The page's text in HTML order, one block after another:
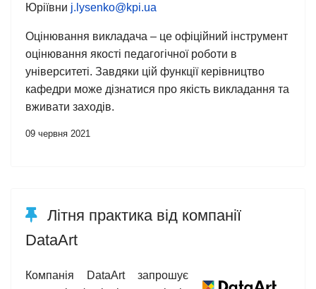
Юріївни j.lysenko@kpi.ua
Оцінювання викладача – це офіційний інструмент
оцінювання якості педагогічної роботи в
університеті. Завдяки цій функції керівництво
кафедри може дізнатися про якість викладання та
вживати заходів.
09 червня 2021
Літня практика від компанії
DataArt
Компанія DataArt запрошує